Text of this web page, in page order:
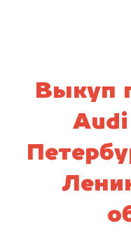
Выкуп